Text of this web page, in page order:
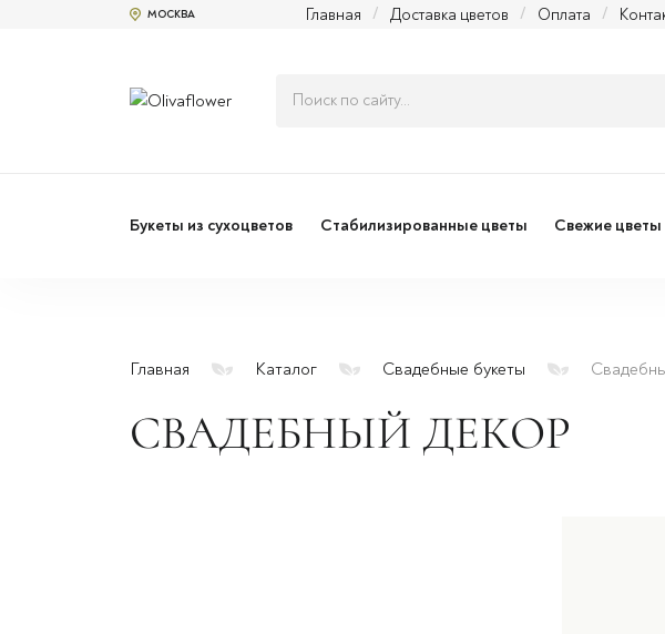
МОСКВА Главная / Доставка цветов / Оплата /
Букеты из сухоцветов Стабилизированные цветы Свежие цветы
Главная Каталог Свадебные букеты
СВАДЕБНЫЙ ДЕКОР